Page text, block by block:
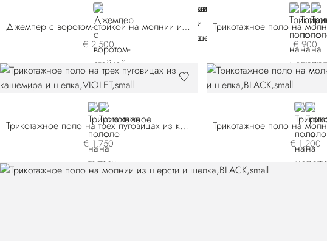
BEIGE
Джемпер с воротом-стойкой на молнии из кашемирового трикотажа
€ 2.500
BLUEWHITE
€ 900
VIOLETGREEN
Трикотажное поло на трех пуговицах из кашемира и шелка
€ 1.750
BLACK
BLUE
€ 1.200